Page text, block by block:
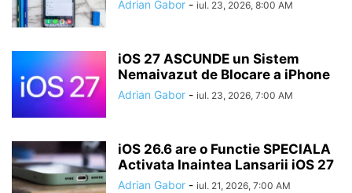
Adrian Gabor - iul. 23, 2026, 8:00 AM
iOS 27 ASCUNDE un Sistem
Nemaivazut de Blocare a iPhone
Adrian Gabor - iul. 23, 2026, 7:00 AM
iOS 26.6 are o Functie SPECIALA
Activata Inaintea Lansarii iOS 27
Adrian Gabor - iul. 21, 2026, 7:00 AM